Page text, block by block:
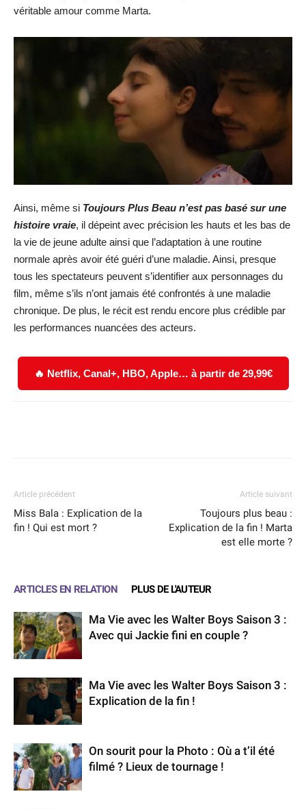
véritable amour comme Marta.
Ainsi, même si Toujours Plus Beau n’est pas basé sur une
histoire vraie, il dépeint avec précision les hauts et les bas de
la vie de jeune adulte ainsi que l’adaptation à une routine
normale après avoir été guéri d’une maladie. Ainsi, presque
tous les spectateurs peuvent s’identifier aux personnages du
film, même s’ils n’ont jamais été confrontés à une maladie
chronique. De plus, le récit est rendu encore plus crédible par
les performances nuancées des acteurs.
🔥 Netflix, Canal+, HBO, Apple… à partir de 29,99€
Article précédent
Miss Bala : Explication de la
fin ! Qui est mort ?
Article suivant
Toujours plus beau :
Explication de la fin ! Marta
est elle morte ?
ARTICLES EN RELATION PLUS DE L'AUTEUR
Ma Vie avec les Walter Boys Saison 3 :
Avec qui Jackie fini en couple ?
Ma Vie avec les Walter Boys Saison 3 :
Explication de la fin !
On sourit pour la Photo : Où a t’il été
filmé ? Lieux de tournage !